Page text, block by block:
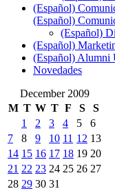
(Español)
(Español)
(Español)
(Español)
(Español) Alumni
Novedades
December 2009
M T W T F S
S
1
2 3 4 5
6
7
8 9 10 11 12 13
14 15 16 17 18 19 20
21 22 23 24 25 26 27
28 29 30 31